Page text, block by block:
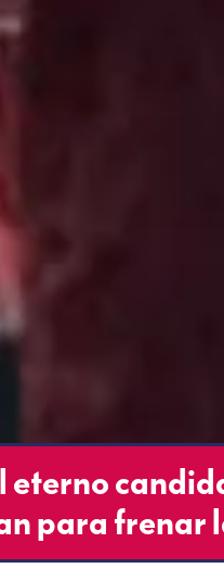
eterno
para frenar